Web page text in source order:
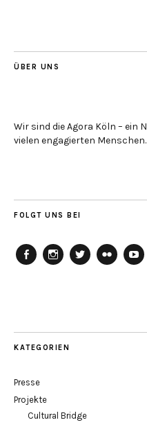
ÜBER UNS
Wir sind die Agora Köln – ein
vielen engagierten Menschen.
FOLGT UNS BEI
KATEGORIEN
Presse
Projekte
Cultural Bridge